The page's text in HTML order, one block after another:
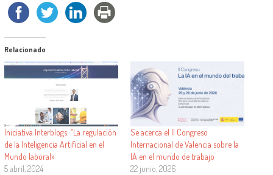
Relacionado
Iniciativa Interblogs: “La regulación
de la Inteligencia Artificial en el
Mundo laboral»
5 abril, 2024
Se acerca el II Congreso
Internacional de Valencia sobre la
IA en el mundo de trabajo
22 junio, 2026